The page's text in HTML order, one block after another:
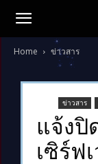
Home ข่าวสาร
ข่าวสาร
แจ้งปิ
เซิร์ฟ